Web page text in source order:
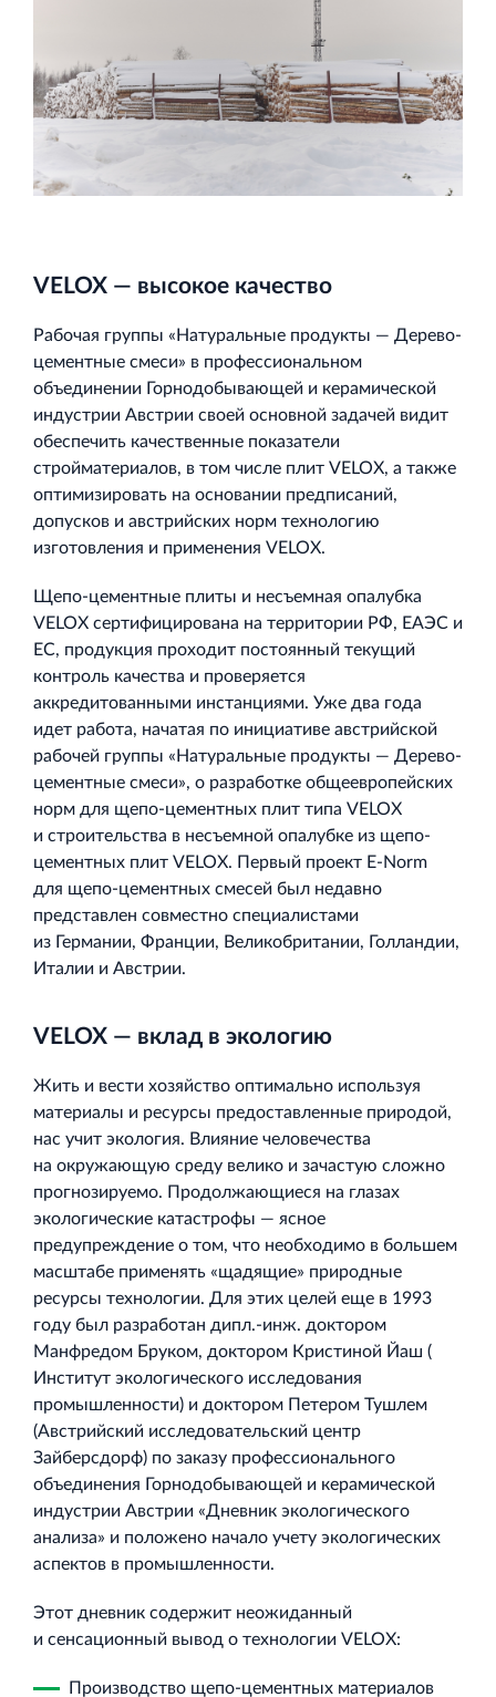
VELOX — высокое качество
Рабочая группы «Натуральные продукты — Дерево‐
цементные смеси» в профессиональном
объединении Горнодобывающей и керамической
индустрии Австрии своей основной задачей видит
обеспечить качественные показатели
стройматериалов, в том числе плит VELOX, а также
оптимизировать на основании предписаний,
допусков и австрийских норм технологию
изготовления и применения VELOX.
Щепо‐цементные плиты и несъемная опалубка
VELOX сертифицирована на территории РФ, ЕАЭС и
ЕС, продукция проходит постоянный текущий
контроль качества и проверяется
аккредитованными инстанциями. Уже два года
идет работа, начатая по инициативе австрийской
рабочей группы «Натуральные продукты — Дерево‐
цементные смеси», о разработке общеевропейских
норм для щепо‐цементных плит типа VELOX
и строительства в несъемной опалубке из щепо‐
цементных плит VELOX. Первый проект E‐Norm
для щепо‐цементных смесей был недавно
представлен совместно специалистами
из Германии, Франции, Великобритании, Голландии,
Италии и Австрии.
VELOX — вклад в экологию
Жить и вести хозяйство оптимально используя
материалы и ресурсы предоставленные природой,
нас учит экология. Влияние человечества
на окружающую среду велико и зачастую сложно
прогнозируемо. Продолжающиеся на глазах
экологические катастрофы — ясное
предупреждение о том, что необходимо в большем
масштабе применять «щадящие» природные
ресурсы технологии. Для этих целей еще в 1993
году был разработан дипл.‐инж. доктором
Манфредом Бруком, доктором Кристиной Йаш (
Институт экологического исследования
промышленности) и доктором Петером Тушлем
(Австрийский исследовательский центр
Зайберсдорф) по заказу профессионального
объединения Горнодобывающей и керамической
индустрии Австрии «Дневник экологического
анализа» и положено начало учету экологических
аспектов в промышленности.
Этот дневник содержит неожиданный
и сенсационный вывод о технологии VELOX:
Производство щепо‐цементных материалов